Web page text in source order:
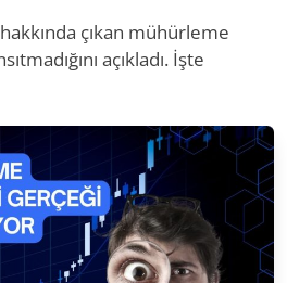
çıkan mühürleme
açıkladı. İşte